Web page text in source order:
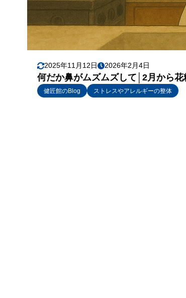
2025年11月12日 2026年2月4日
何だか鼻がムズムズして│2月から
健匠館のBlog
ストレスやアレルギーの整体